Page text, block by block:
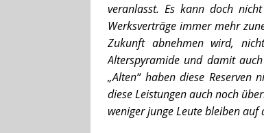
veranlasst. Es kann doch
Werksverträge immer mehr
Zukunft abnehmen wird,
Alterspyramide und damit
„Alten“ haben diese Reserven
diese Leistungen auch noch
weniger junge Leute bleiben auf